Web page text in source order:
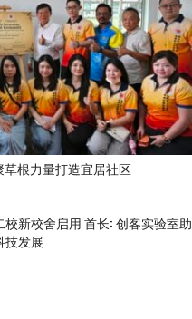
根力量打造宜居社区
校新校舍启用 首长: 创客实验室助
技发展